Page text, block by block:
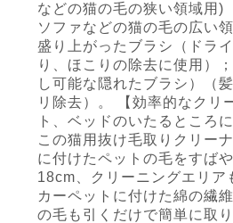
などの猫の毛の狭い領域用)
ソファなどの猫の毛の広い
盛り上がったブラシ（ドラ
り、ほこりの除去に使用）
し可能な隠れたブラシ）（
リ除去）。 【効率的なクリ
ト、ベッドのいたるところ
この猫用抜け毛取りクリー
に付けたペットの毛をすば
18cm、クリーニングエリ
カーペットに付けた綿の繊
の毛も引くだけで簡単に取り